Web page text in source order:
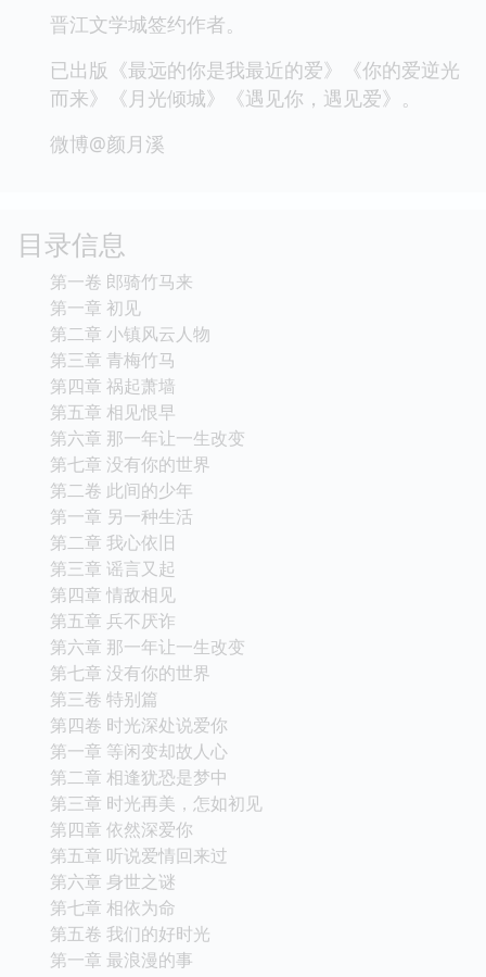
晋江文学城签约作者。
已出版《最远的你是我最近的爱》《你的爱逆光
而来》《月光倾城》《遇见你，遇见爱》。
微博@颜月溪
目录信息
第一卷 郎骑竹马来
第一章 初见
第二章 小镇风云人物
第三章 青梅竹马
第四章 祸起萧墙
第五章 相见恨早
第六章 那一年让一生改变
第七章 没有你的世界
第二卷 此间的少年
第一章 另一种生活
第二章 我心依旧
第三章 谣言又起
第四章 情敌相见
第五章 兵不厌诈
第六章 那一年让一生改变
第七章 没有你的世界
第三卷 特别篇
第四卷 时光深处说爱你
第一章 等闲变却故人心
第二章 相逢犹恐是梦中
第三章 时光再美，怎如初见
第四章 依然深爱你
第五章 听说爱情回来过
第六章 身世之谜
第七章 相依为命
第五卷 我们的好时光
第一章 最浪漫的事